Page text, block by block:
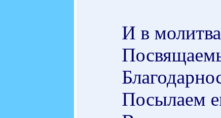
И в
Посылаем